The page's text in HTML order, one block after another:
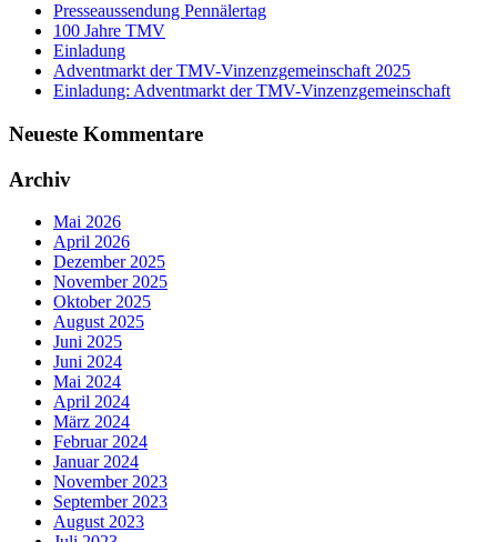
Presseaussendung Pennälertag
100 Jahre TMV
Einladung
Adventmarkt der TMV-Vinzenzgemeinschaft 2025
Einladung: Adventmarkt der TMV-Vinzenzgemeinschaft
Neueste Kommentare
Archiv
Mai 2026
April 2026
Dezember 2025
November 2025
Oktober 2025
August 2025
Juni 2025
Juni 2024
Mai 2024
April 2024
März 2024
Februar 2024
Januar 2024
November 2023
September 2023
August 2023